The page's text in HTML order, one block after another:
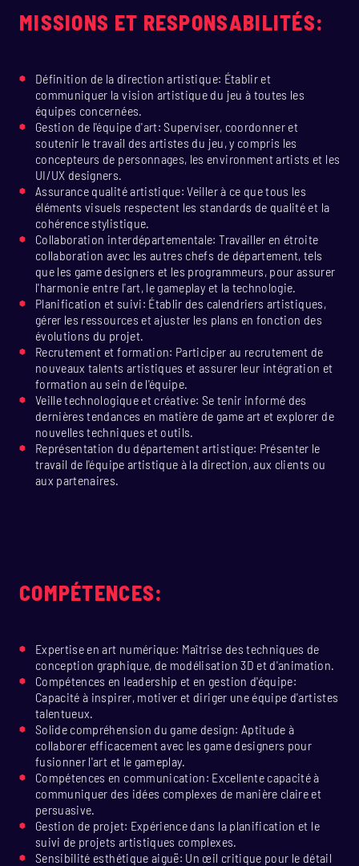
MISSIONS ET RESPONSABILITÉS:
Définition de la direction artistique: Établir et
communiquer la vision artistique du jeu à toutes les
équipes concernées.
Gestion de l'équipe d'art: Superviser, coordonner et
soutenir le travail des artistes du jeu, y compris les
concepteurs de personnages, les environment artists et les
UI/UX designers.
Assurance qualité artistique: Veiller à ce que tous les
éléments visuels respectent les standards de qualité et la
cohérence stylistique.
Collaboration interdépartementale: Travailler en étroite
collaboration avec les autres chefs de département, tels
que les game designers et les programmeurs, pour assurer
l'harmonie entre l'art, le gameplay et la technologie.
Planification et suivi: Établir des calendriers artistiques,
gérer les ressources et ajuster les plans en fonction des
évolutions du projet.
Recrutement et formation: Participer au recrutement de
nouveaux talents artistiques et assurer leur intégration et
formation au sein de l'équipe.
Veille technologique et créative: Se tenir informé des
dernières tendances en matière de game art et explorer de
nouvelles techniques et outils.
Représentation du département artistique: Présenter le
travail de l'équipe artistique à la direction, aux clients ou
aux partenaires.
COMPÉTENCES:
Expertise en art numérique: Maîtrise des techniques de
conception graphique, de modélisation 3D et d'animation.
Compétences en leadership et en gestion d'équipe:
Capacité à inspirer, motiver et diriger une équipe d'artistes
talentueux.
Solide compréhension du game design: Aptitude à
collaborer efficacement avec les game designers pour
fusionner l'art et le gameplay.
Compétences en communication: Excellente capacité à
communiquer des idées complexes de manière claire et
persuasive.
Gestion de projet: Expérience dans la planification et le
suivi de projets artistiques complexes.
Sensibilité esthétique aiguë: Un œil critique pour le détail